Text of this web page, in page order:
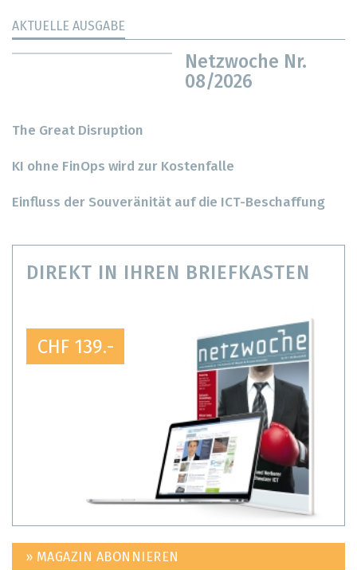
AKTUELLE AUSGABE
Netzwoche Nr.
08/2026
The Great Disruption
KI ohne FinOps wird zur Kostenfalle
Einfluss der Souveränität auf die ICT-Beschaffung
DIREKT IN IHREN BRIEFKASTEN
CHF 139.-
» MAGAZIN ABONNIEREN